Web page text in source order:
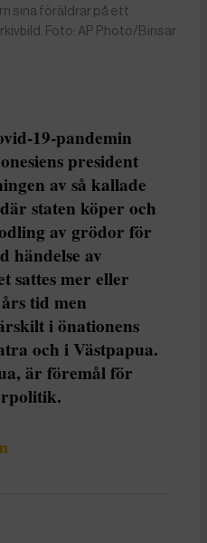
sina föräldrar på ett
Foto: AP Photo/Binsar
19-pandemin
president
av så kallade
staten köper och
av grödor för
händelse av
sattes mer eller
tid men
i önationens
och i Västpapua.
är föremål för